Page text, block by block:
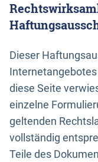
Dieser
diese Seite
einzelne
geltenden
vollständig
Teile des